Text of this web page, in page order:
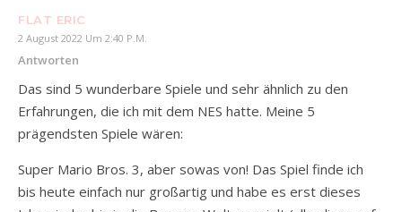
FLAT ERIC
2 August 2022 Um 2:40 P.m.
Antworten
Das sind 5 wunderbare Spiele und sehr ähnlich zu den
Erfahrungen, die ich mit dem NES hatte. Meine 5
prägendsten Spiele wären:
Super Mario Bros. 3, aber sowas von! Das Spiel finde ich
bis heute einfach nur großartig und habe es erst dieses